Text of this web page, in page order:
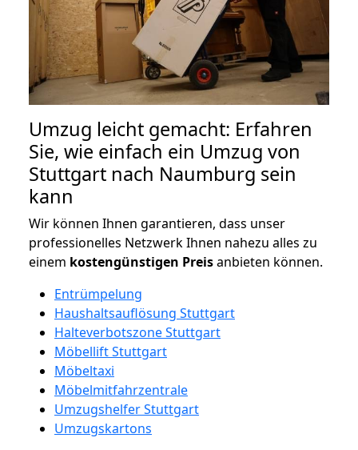
Umzug leicht gemacht: Erfahren
Sie, wie einfach ein Umzug von
Stuttgart nach Naumburg sein
kann
Wir können Ihnen garantieren, dass unser
professionelles Netzwerk Ihnen nahezu alles zu
einem kostengünstigen Preisanbieten können.
Entrümpelung
Haushaltsauflösung Stuttgart
Halteverbotszone Stuttgart
Möbellift Stuttgart
Möbeltaxi
Möbelmitfahrzentrale
Umzugshelfer Stuttgart
Umzugskartons